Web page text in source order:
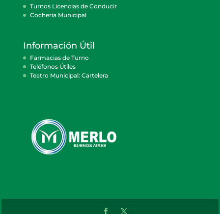
Turnos Licencias de Conducir
Cocheria Municipal
Información Útil
Farmacias de Turno
Teléfonos Útiles
Teatro Municipal: Cartelera